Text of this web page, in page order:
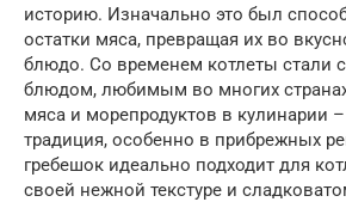
историю. Изначально это был
остатки мяса, превращая их во
блюдо. Со временем котлеты стали
блюдом, любимым во многих
мяса и морепродуктов в кулинарии
традиция, особенно в прибрежных
гребешок идеально подходит для
своей нежной текстуре и